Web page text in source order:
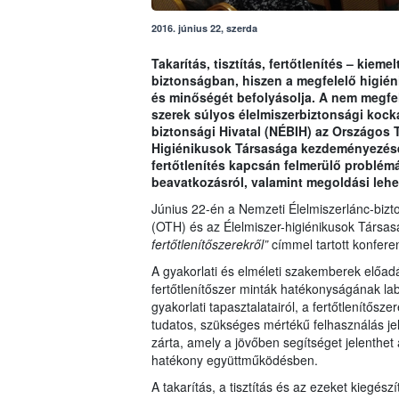
2016. június 22, szerda
Takarítás, tisztítás, fertőtlenítés –
biztonságban, hiszen a megfelelő
és minőségét befolyásolja. A nem
szerek súlyos élelmiszerbiztonsági
biztonsági Hivatal (NÉBIH) az
Higiénikusok Társasága
fertőtlenítés kapcsán felmerülő
beavatkozásról, valamint megoldási
Június 22-én a Nemzeti Élelmiszerlánc-
(OTH) és az Élelmiszer-higiénikusok
fertőtlenítőszerekről”címmel tartott
A gyakorlati és elméleti szakemberek
fertőtlenítőszer minták hatékonyságának
gyakorlati tapasztalatairól, a
tudatos, szükséges mértékű felhasználás
zárta, amely a jövőben segítséget
hatékony együttműködésben.
A takarítás, a tisztítás és az ezeket